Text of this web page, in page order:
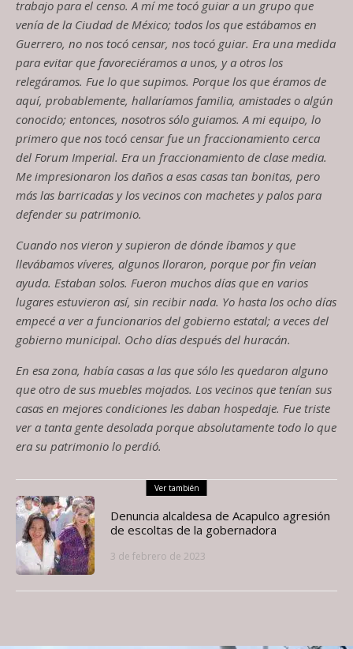
trabajo para el censo. A míme tocó guiar a un grupo que
venía de la Ciudad de México; todos los que estábamos en
Guerrero, no nos tocó censar, nos tocó guiar. Era una medida
para evitar que favoreciéramos a unos, y a otros los
relegáramos. Fue lo que supimos. Porque los que éramos de
aquí, probablemente, hallaríamos familia, amistades o algún
conocido; entonces, nosotros sólo guiamos. A mi equipo, lo
primero que nos tocó censar fue un fraccionamiento cerca
del Forum Imperial. Era un fraccionamiento de clase media.
Me impresionaron los daños a esas casas tan bonitas, pero
más las barricadas ylos vecinos con machetes y palos para
defender su patrimonio.
Cuando nos vieron y supieron de dónde íbamos y que
llevábamos víveres, algunos lloraron, porque por fin veían
ayuda. Estaban solos. Fueron muchos días que en varios
lugares estuvieron así, sin recibir nada. Yo hasta los ocho días
empecé a ver a funcionarios del gobierno estatal; a veces del
gobierno municipal. Ocho días después del huracán.
En esa zona, había casas a las que sólo les quedaron alguno
que otro de sus muebles mojados. Los vecinos que tenían sus
casas en mejores condiciones les daban hospedaje. Fue triste
ver a tanta gente desolada porque absolutamente todo lo que
era su patrimonio lo perdió.
Ver también
Denuncia alcaldesa de Acapulco agresión
de escoltas de la gobernadora
3 de febrero de 2023